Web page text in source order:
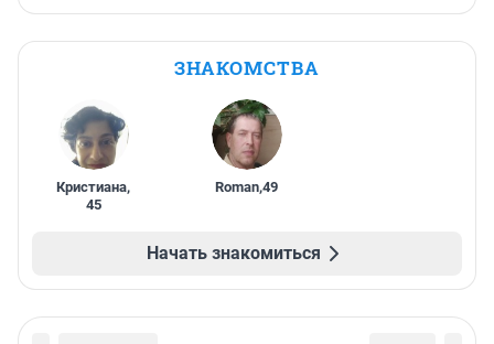
ЗНАКОМСТВА
Кристиана,
45
Roman,49
Начать знакомиться